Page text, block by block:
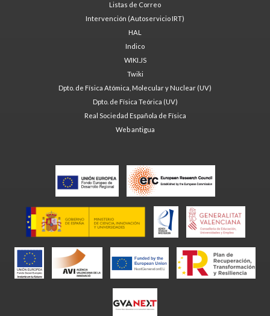
Listas de Correo
Intervención (Autoservicio IRT)
HAL
Indico
WIKI.JS
Twiki
Dpto. de Física Atómica, Molecular y Nuclear (UV)
Dpto. de Física Teórica (UV)
Real Sociedad Española de Física
Web antigua